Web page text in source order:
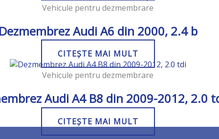
Vehicule pentru dezmembrare
Dezmembrez Audi A6 din 2000, 2.4 b
CITEȘTE MAI MULT
Vehicule pentru dezmembrare
Audi A4 B8 din 2009-2012, 2.0
CITEȘTE MAI MULT